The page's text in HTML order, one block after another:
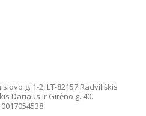
g. 1-2, LT-82157 Radviliškis
Dariaus ir Girėno g. 40.